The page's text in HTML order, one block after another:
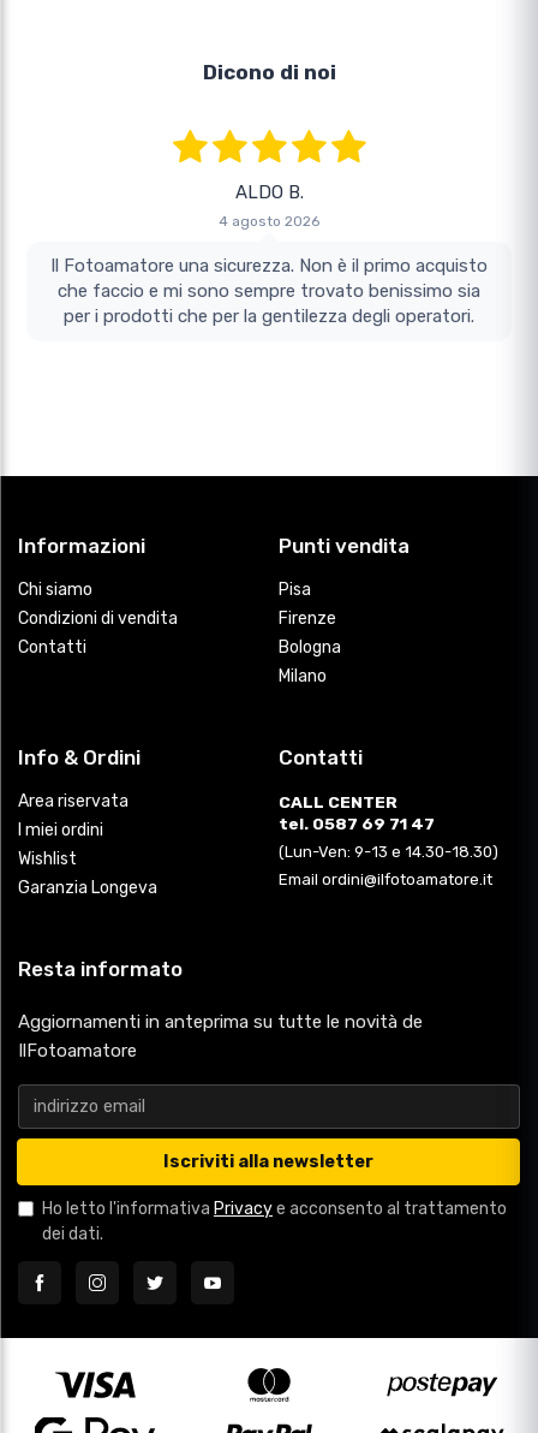
Dicono di noi
ALDO B.
4 agosto 2026
Il Fotoamatore una sicurezza. Non è il primo acquisto
che faccio e mi sono sempre trovato benissimo sia
per i prodotti che per la gentilezza degli operatori.
Informazioni
Chi siamo
Condizioni di vendita
Contatti
Punti vendita
Pisa
Firenze
Bologna
Milano
Info & Ordini
Area riservata
I miei ordini
Wishlist
Garanzia Longeva
Contatti
CALL CENTER
tel. 0587 69 71 47
(Lun-Ven: 9-13 e 14.30-18.30)
Email ordini@ilfotoamatore.it
Resta informato
Aggiornamenti in anteprima su tutte le novità de
IlFotoamatore
Iscriviti alla newsletter
Ho letto l'informativa Privacye acconsento al trattamento
dei dati.